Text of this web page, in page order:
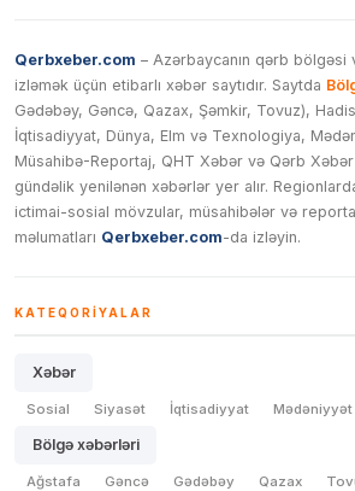
Qerbxeber.com – Azərbaycanın qərb bölgəsi
izləmək üçün etibarlı xəbər saytıdır. Saytda
Gədəbəy, Gəncə, Qazax, Şəmkir, Tovuz),
İqtisadiyyat, Dünya, Elm və Texnologiya,
Müsahibə-Reportaj, QHT Xəbər və Qərb
gündəlik yenilənən xəbərlər yer alır.
ictimai-sosial mövzular, müsahibələr və
məlumatları Qerbxeber.com-da izləyin.
KATEQORIYALAR
Xəbər
Sosial Siyasət İqtisadiyyat Mədəniyyət
Bölgə xəbərləri
Ağstafa Gəncə Gədəbəy Qazax